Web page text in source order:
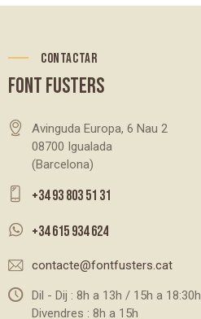
CONTACTAR
FONT FUSTERS
Avinguda Europa, 6 Nau 2
08700 Igualada
(Barcelona)
+34 93 803 51 31
+34 615 934 624
contacte@fontfusters.cat
Dil - Dij : 8h a 13h / 15h a 18:30h
Divendres : 8h a 15h